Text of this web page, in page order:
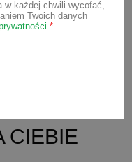
CIEBIE
w każdej chwili wycofać,
Twoich danych
*